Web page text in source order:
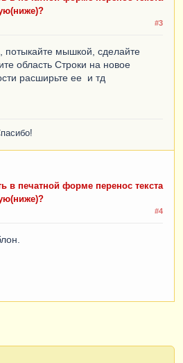
#3
потыкайте мышкой, сделайте
область Строки на новое
расширьте ее и тд
в печатной форме перенос текста
#4